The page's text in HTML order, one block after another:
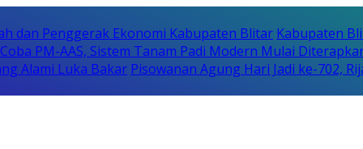
dan Penggerak Ekonomi Kabupaten Blitar Kabupaten
PM-AAS, Sistem Tanam Padi Modern Mulai
Alami Luka Bakar Pisowanan Agung Hari Jadi ke-702,